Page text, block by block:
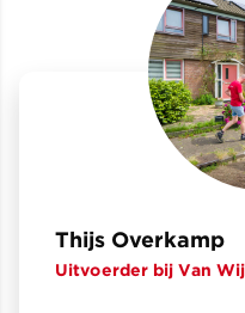
Thijs Overkamp
Uitvoerder bij Van